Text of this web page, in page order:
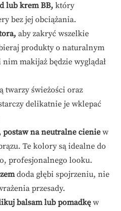
lub krem BB, który
bez jej obciążania.
aby zakryć wszelkie
produkty o naturalnym
makijaż będzie wyglądał
twarzy świeżości oraz
delikatnie je wklepać
postaw na neutralne cienie w
Te kolory są idealne do
profesjonalnego looku.
doda głębi spojrzeniu, nie
przesady.
balsam lub pomadkęw